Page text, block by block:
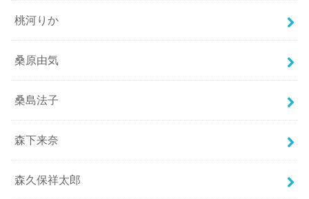
桃河りか
桑原由気
桑島法子
森下来奈
森久保祥太郎